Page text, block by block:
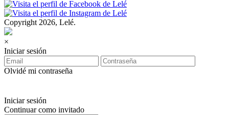
Copyright 2026, Lelé.
×
Iniciar sesión
Olvidé mi contraseña
Iniciar sesión
Continuar como invitado